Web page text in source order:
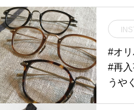
#オ
#再
うや